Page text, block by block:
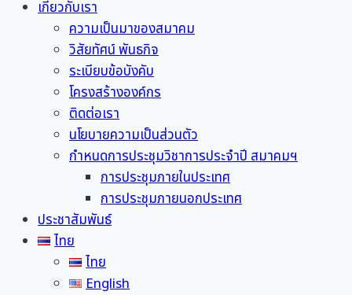
เกี่ยวกับเรา
ความเป็นมาของสมาคม
วิสัยทัศน์ พันธกิจ
ระเบียบข้อบังคับ
โครงสร้างองค์กร
ติดต่อเรา
นโยบายความเป็นส่วนตัว
กำหนดการประชุมวิชาการประจำปี สมาคมฯ
การประชุมภายในประเทศ
การประชุมภายนอกประเทศ
ประชาสัมพันธ์
ไทย
ไทย
English